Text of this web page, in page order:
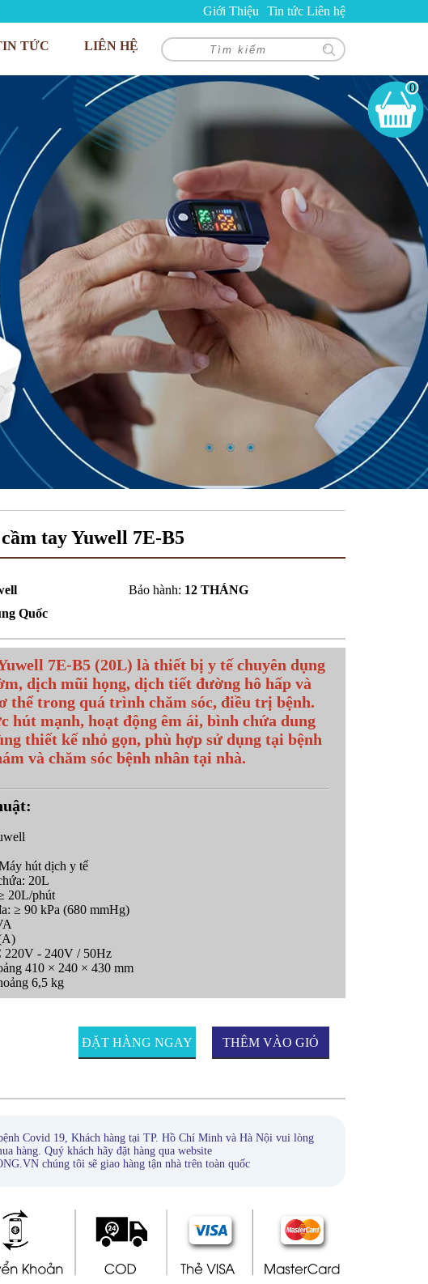
Giới Thiệu Tin tức Liên hệ
TỨC LIÊN HỆ
0
tay Yuwell 7E-B5
Bảo hành: 12 THÁNG
Quốc
7E-B5 (20L) là thiết bị y tế chuyên dụng
dịch mũi họng, dịch tiết đường hô hấp và
thể trong quá trình chăm sóc, điều trị bệnh.
hút mạnh, hoạt động êm ái, bình chứa dung
thiết kế nhỏ gọn, phù hợp sử dụng tại bệnh
và chăm sóc bệnh nhân tại nhà.
hút dịch y tế
20L
20L/phút
≥ 90 kPa (680 mmHg)
220V - 240V / 50Hz
410 × 240 × 430 mm
6,5 kg
ĐẶT HÀNG NGAY THÊM VÀO GIỎ
Covid 19, Khách hàng tại TP. Hồ Chí Minh và Hà Nội vui lòng
hàng. Quý khách hãy đặt hàng qua website
chúng tôi sẽ giao hàng tận nhà trên toàn quốc